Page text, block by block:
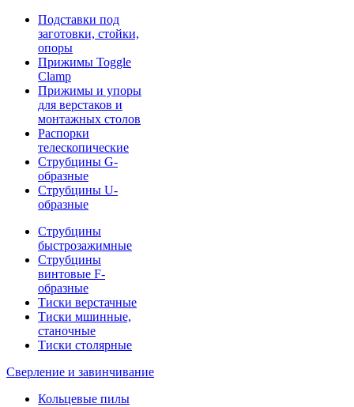
Подставки под
заготовки, стойки,
опоры
Прижимы Toggle
Clamp
Прижимы и упоры
для верстаков и
монтажных столов
Распорки
телескопические
Струбцины G-
образные
Струбцины U-
образные
Струбцины
быстрозажимные
Струбцины
винтовые F-
образные
Тиски верстачные
Тиски мшинные,
станочные
Тиски столярные
Сверление и завинчивание
Кольцевые пилы